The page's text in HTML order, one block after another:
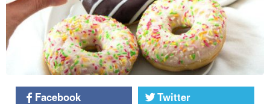
Facebook
Twitter